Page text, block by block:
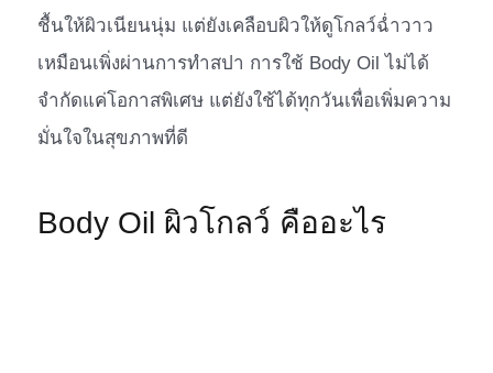
ชื้นให้ผิวเนียนนุ่ม แต่ยังเคลือบผิวให้ดูโกลว์ฉ่ำวาว
เหมือนเพิ่งผ่านการทำสปา การใช้ Body Oil ไม่ได้
จำกัดแค่โอกาสพิเศษ แต่ยังใช้ได้ทุกวันเพื่อเพิ่มความ
มั่นใจในสุขภาพที่ดี
Body Oil ผิวโกลว์ คืออะไร